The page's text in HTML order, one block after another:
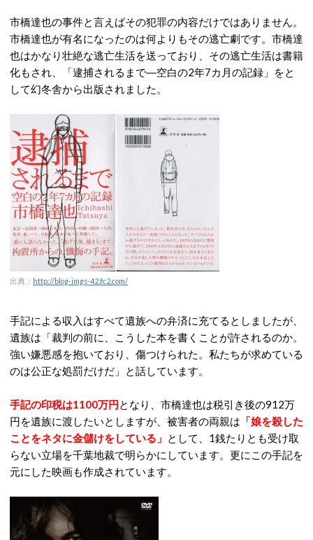
市橋達也の事件と言えばその犯罪の内容だけではありません。
市橋達也が有名になったのは何よりもその逃亡劇です。市橋達
也はかなり壮絶な逃亡生活を送っており、その逃亡生活は書籍
化もされ、「逮捕されるまで―空白の2年7カ月の記録」をと
して幻冬舎から出版されました。
出典： http://blog-imgs-42.fc2.com/
手記による収入はすべて遺族への弁済に充てるとしましたが、
遺族は「裁判の前に、こうした本を書くことが許されるのか。
強い嫌悪感を抱いており、傷つけられた。私たちが求めている
のは公正な処罰だけだ」と話しています。
手記の印税は1100万円となり、市橋達也は税引き後の912万
円を遺族に渡したいとしますが、被害者の両親は 「娘を殺した
ことをネタに金儲けをしている」 として、1銭たりとも受け取
らない立場を千葉地裁で明らかにしています。更にこの手記を
元にした映画も作成されています。